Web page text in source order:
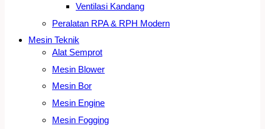
Ventilasi Kandang
Peralatan RPA & RPH Modern
Mesin Teknik
Alat Semprot
Mesin Blower
Mesin Bor
Mesin Engine
Mesin Fogging